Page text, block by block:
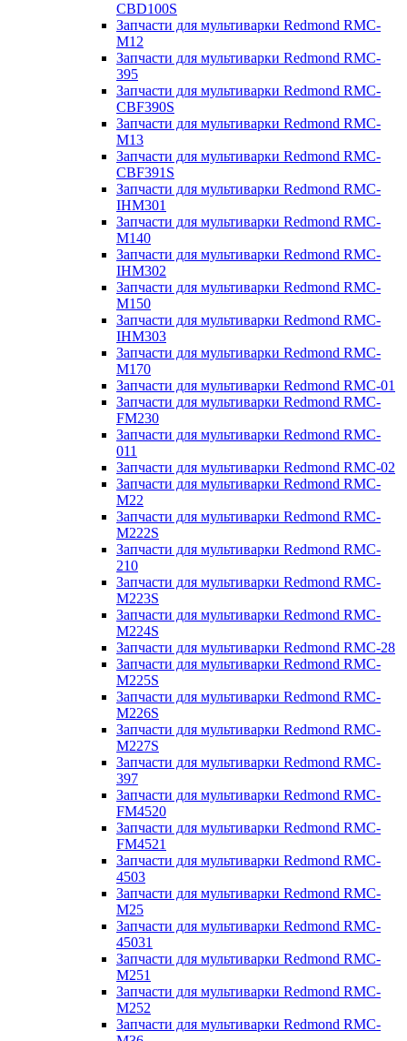
CBD100S
Запчасти для мультиварки Redmond RMC-
M12
Запчасти для мультиварки Redmond RMC-
395
Запчасти для мультиварки Redmond RMC-
CBF390S
Запчасти для мультиварки Redmond RMC-
M13
Запчасти для мультиварки Redmond RMC-
CBF391S
Запчасти для мультиварки Redmond RMC-
IHM301
Запчасти для мультиварки Redmond RMC-
M140
Запчасти для мультиварки Redmond RMC-
IHM302
Запчасти для мультиварки Redmond RMC-
M150
Запчасти для мультиварки Redmond RMC-
IHM303
Запчасти для мультиварки Redmond RMC-
M170
Запчасти для мультиварки Redmond RMC-01
Запчасти для мультиварки Redmond RMC-
FM230
Запчасти для мультиварки Redmond RMC-
011
Запчасти для мультиварки Redmond RMC-02
Запчасти для мультиварки Redmond RMC-
M22
Запчасти для мультиварки Redmond RMC-
M222S
Запчасти для мультиварки Redmond RMC-
210
Запчасти для мультиварки Redmond RMC-
M223S
Запчасти для мультиварки Redmond RMC-
M224S
Запчасти для мультиварки Redmond RMC-28
Запчасти для мультиварки Redmond RMC-
M225S
Запчасти для мультиварки Redmond RMC-
M226S
Запчасти для мультиварки Redmond RMC-
M227S
Запчасти для мультиварки Redmond RMC-
397
Запчасти для мультиварки Redmond RMC-
FM4520
Запчасти для мультиварки Redmond RMC-
FM4521
Запчасти для мультиварки Redmond RMC-
4503
Запчасти для мультиварки Redmond RMC-
M25
Запчасти для мультиварки Redmond RMC-
45031
Запчасти для мультиварки Redmond RMC-
M251
Запчасти для мультиварки Redmond RMC-
M252
Запчасти для мультиварки Redmond RMC-